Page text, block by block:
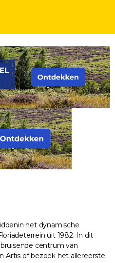
het dynamische
uit 1982. In dit
centrum van
Artis of bezoek het allereerste